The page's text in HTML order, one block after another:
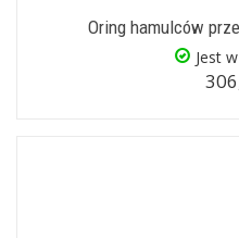
Oring hamulców
Jest